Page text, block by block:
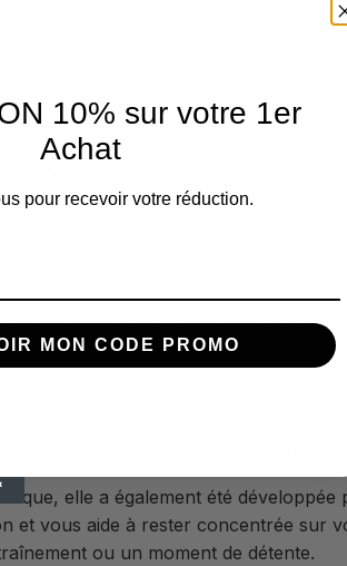
. Grâce à son motif léopard
à votre corps de bouger
les situations. Que vous soyez en
saura se montrer à la hauteur. Sa
une liberté de mouvement
à donner le meilleur de vous-
pour briller à
elle a également été
et vous aide à rester concentrée sur
ou un moment de détente.
10% sur votre 1er
Achat
pour recevoir votre réduction.
MON CODE PROMO